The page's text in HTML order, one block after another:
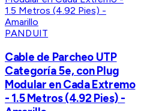
PANDUIT
Cable de Parcheo UTP
Categoría 5e, con Plug
Modular en Cada Extremo
- 1.5 Metros (4.92 Pies) -